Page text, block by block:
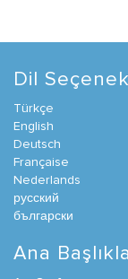
Dil
Türkçe
English
Deutsch
Française
Nederlands
русский
български
Ana